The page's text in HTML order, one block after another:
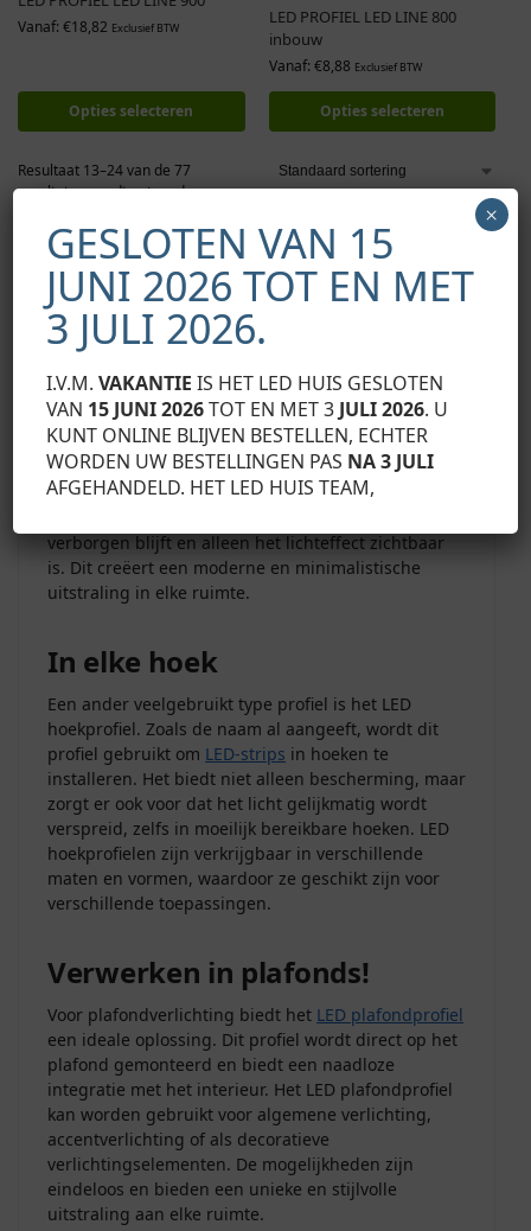
Vanaf: €18,82 Exclusief BTW
Opties selecteren
LED PROFIEL LED LINE 800
inbouw
Vanaf: €8,88 Exclusief BTW
Opties selecteren
Resultaat 13–24 van de 77
resultaten wordt getoond
1 2 3 5
Inbouw
Een van de populaire soorten profielen is het
inbouwprofiel. Dit profiel wordt vaak gebruikt
wanneer een strakke en naadloze afwerking
gewenst is. Het wordt in de muur, het plafond of
verborgen blijft en alleen het lichteffect zichtbaar
is. Dit creëert een moderne en minimalistische
uitstraling in elke ruimte.
In elke hoek
Een ander veelgebruikt type profiel is het LED
hoekprofiel. Zoals de naam al aangeeft, wordt dit
profiel gebruikt om LED-strips in hoeken te
installeren. Het biedt niet alleen bescherming, maar
zorgt er ook voor dat het licht gelijkmatig wordt
verspreid, zelfs in moeilijk bereikbare hoeken. LED
hoekprofielen zijn verkrijgbaar in verschillende
maten en vormen, waardoor ze geschikt zijn voor
verschillende toepassingen.
Verwerken in plafonds!
Voor plafondverlichting biedt het LED plafondprofiel
een ideale oplossing. Dit profiel wordt direct op het
plafond gemonteerd en biedt een naadloze
integratie met het interieur. Het LED plafondprofiel
kan worden gebruikt voor algemene verlichting,
accentverlichting of als decoratieve
verlichtingselementen. De mogelijkheden zijn
eindeloos en bieden een unieke en stijlvolle
uitstraling aan elke ruimte.
GESLOTEN VAN 15
JUNI 2026 TOT EN MET
3 JULI 2026.
I.V.M.VAKANTIE IS HET LED HUIS GESLOTEN
VAN 15 JUNI 2026TOT EN MET 3 JULI 2026. U
KUNT ONLINE BLIJVEN BESTELLEN, ECHTER
WORDEN UW BESTELLINGEN PAS NA 3 JULI
AFGEHANDELD. HET LED HUIS TEAM,
×